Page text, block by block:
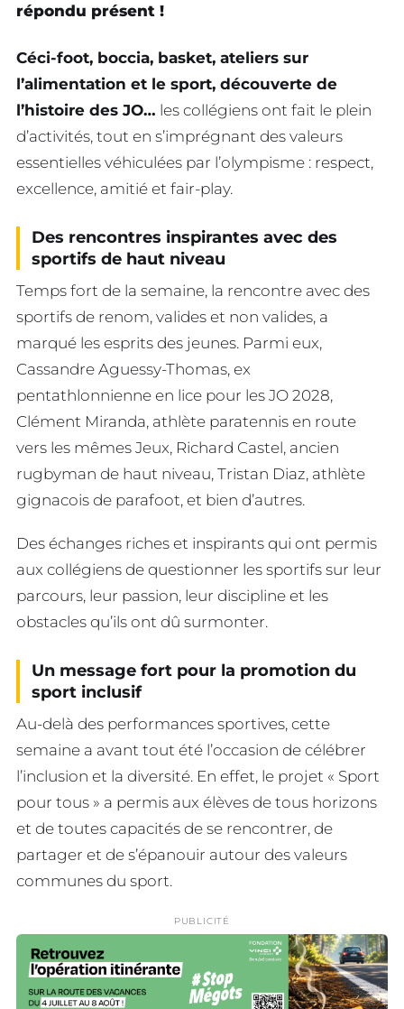
répondu présent !
Céci-foot, boccia, basket, ateliers sur
l’alimentation et le sport, découverte de
l’histoire des JO… les collégiens ont fait le plein
d’activités, tout en s’imprégnant des valeurs
essentielles véhiculées par l’olympisme : respect,
excellence, amitié et fair-play.
Des rencontres inspirantes avec des
sportifs de haut niveau
Temps fort de la semaine, la rencontre avec des
sportifs de renom, valides et non valides, a
marqué les esprits des jeunes. Parmi eux,
Cassandre Aguessy-Thomas, ex
pentathlonnienne en lice pour les JO 2028,
Clément Miranda, athlète paratennis en route
vers les mêmes Jeux, Richard Castel, ancien
rugbyman de haut niveau, Tristan Diaz, athlète
gignacois de parafoot, et bien d’autres.
Des échanges riches et inspirants qui ont permis
aux collégiens de questionner les sportifs sur leur
parcours, leur passion, leur discipline et les
obstacles qu’ils ont dû surmonter.
Un message fort pour la promotion du
sport inclusif
Au-delà des performances sportives, cette
semaine a avant tout été l’occasion de célébrer
l’inclusion et la diversité. En effet, le projet « Sport
pour tous » a permis aux élèves de tous horizons
et de toutes capacités de se rencontrer, de
partager et de s’épanouir autour des valeurs
communes du sport.
PUBLICITÉ